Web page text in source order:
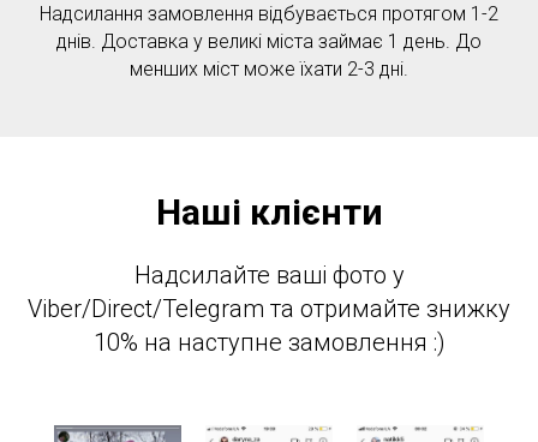
Надсилання замовлення відбувається протягом 1-2
днів. Доставка у великі міста займає 1 день. До
менших міст може їхати 2-3 дні.
Наші клієнти
Надсилайте ваші фото у
Viber/Direct/Telegram та отримайте знижку
10% на наступне замовлення :)